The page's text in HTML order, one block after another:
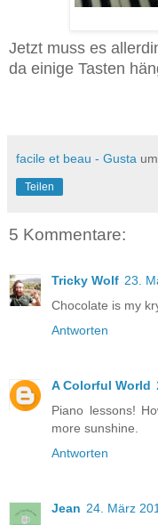
Jetzt muss es
da einige Tasten
facile et beau - Gusta um
Teilen
5 Kommentare:
Tricky Wolf 23.
Chocolate is my
Antworten
A Colorful World
Piano lessons!
more sunshine.
Antworten
Jean 24. März